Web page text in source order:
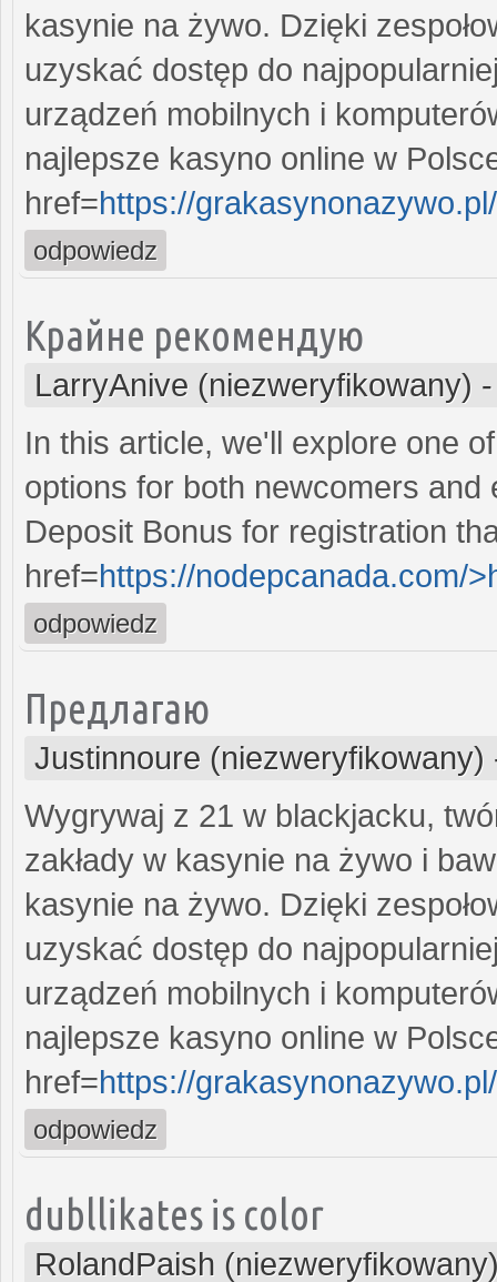
kasynie na żywo. Dzięki
uzyskać dostęp do
urządzeń mobilnych i
najlepsze kasyno online w
href=https://
odpowiedz
Крайне рекомендую
LarryAnive (niezweryfikowany)
In this article, we'll explore one
options for both newcomers
Deposit Bonus for registration
href=https://nodepcanada.com/
odpowiedz
Предлагаю
Justinnoure (niezweryfikowany)
Wygrywaj z 21 w blackjacku,
zakłady w kasynie na żywo i
kasynie na żywo. Dzięki
uzyskać dostęp do
urządzeń mobilnych i
najlepsze kasyno online w
href=https://
odpowiedz
dubllikates is color
RolandPaish